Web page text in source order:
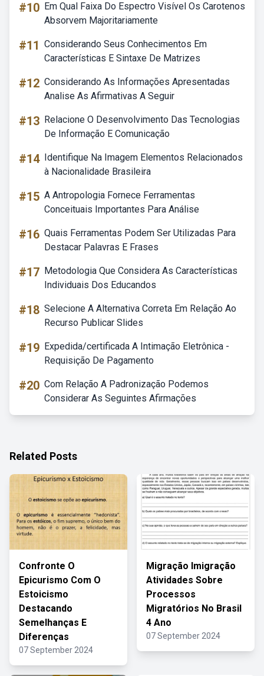
#10 Em Qual Faixa Do Espectro Visível Os Carotenos
Absorvem Majoritariamente
#11 Considerando Seus Conhecimentos Em
Características E Sintaxe De Matrizes
#12 Considerando As Informações Apresentadas
Analise As Afirmativas A Seguir
#13 Relacione O Desenvolvimento Das Tecnologias
De Informação E Comunicação
#14 Identifique Na Imagem Elementos Relacionados
à Nacionalidade Brasileira
#15 A Antropologia Fornece Ferramentas
Conceituais Importantes Para Análise
#16 Quais Ferramentas Podem Ser Utilizadas Para
Destacar Palavras E Frases
#17 Metodologia Que Considera As Características
Individuais Dos Educandos
#18 Selecione A Alternativa Correta Em Relação Ao
Recurso Publicar Slides
#19 Expedida/certificada A Intimação Eletrônica -
Requisição De Pagamento
#20 Com Relação A Padronização Podemos
Considerar As Seguintes Afirmações
Related Posts
Confronte O
Epicurismo Com O
Estoicismo
Destacando
Semelhanças E
Diferenças
07 September 2024
Migração Imigração
Atividades Sobre
Processos
Migratórios No Brasil
4 Ano
07 September 2024